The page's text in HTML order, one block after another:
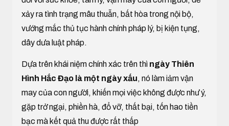
xảy ra tình trạng mâu thuẫn, bất hòa trong nội bộ,
vướng mắc thủ tục hành chính pháp lý, bị kiện tụng,
dây dưa luật pháp.
Dựa trên khái niệm chính xác trên thì ngày Thiên
Hình Hắc Đạo là một ngày xấu, nó làm iảm vận
may của con người, khiến mọi việc không được như ý,
gặp trở ngại, phiền hà, đổ vỡ, thất bại, tốn hao tiền
bạc mà kết quả thu được rất thấp